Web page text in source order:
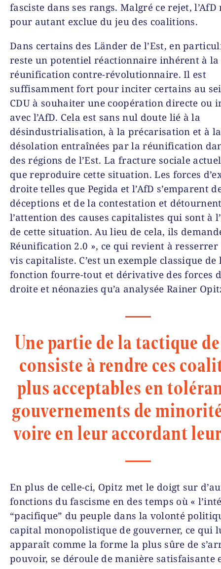
fasciste dans ses rangs. Malgré ce rejet, l’AfD
pour autant exclue du jeu des coalitions.
Dans certains des Länder de l’Est, en
reste un potentiel réactionnaire inhérent à la
réunification contre-révolutionnaire. Il est
suffisamment fort pour inciter certains au
CDU à souhaiter une coopération directe ou
avec l’AfD. Cela est sans nul doute lié à la
désindustrialisation, à la précarisation et à la
désolation entraînées par la réunification
des régions de l’Est. La fracture sociale
que reproduire cette situation. Les forces
droite telles que Pegida et l’AfD s’emparent
déceptions et de la contestation et
l’attention des causes capitalistes qui sont à
de cette situation. Au lieu de cela, ils
Réunification 2.0 », ce qui revient à resserrer
vis capitaliste. C’est un exemple classique de
fonction fourre-tout et dérivative des forces
droite et néonazies qu’a analysée Rainer
Une partie de la tactique
consiste à rendre ces
plus acceptables en
gouvernements de
voire en leur accordant
En plus de celle-ci, Opitz met le doigt sur
fonctions du fascisme en des temps où «
“pacifique” du peuple dans la volonté
capital monopolistique de gouverner, ce qui
apparaît comme la forme la plus sûre de
pouvoir, se déroule de manière satisfaisante